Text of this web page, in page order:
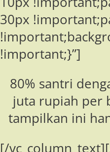
30px
!important;}”]
80% santri
juta rupiah per
tampilkan ini
[/